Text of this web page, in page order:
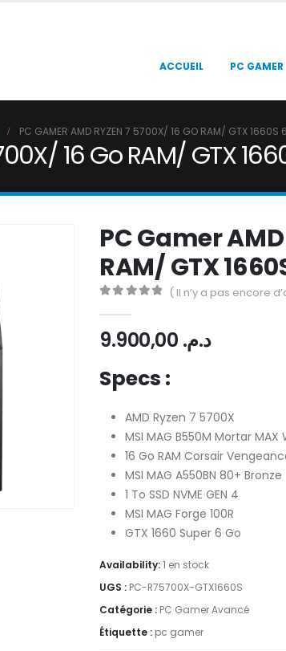
ACCUEIL PC GAMER
PC GAMER AMD RYZEN 7 5700X/ 16 GO RAM/ GTX 1660S
16 Go RAM/ GTX
PC Gamer
RAM/ GTX
( Il n’y a pas encore
د.م.
Specs :
AMD Ryzen 7 5700X
MSI MAG B550M Mortar MAX
16 Go RAM Corsair
MSI MAG A550BN 80+ Bronze
1 To SSD NVME GEN 4
MSI MAG Forge 100R
GTX 1660 Super 6 Go
Availability:1 en stock
UGS : PC-R75700X-GTX1660S
Catégorie : PC Gamer Avancé
Étiquette : pc gamer